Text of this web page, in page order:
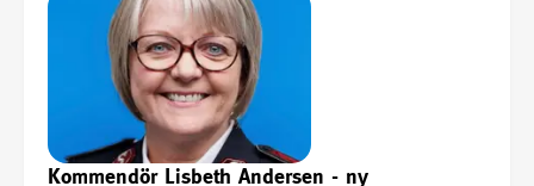
Kommendör Lisbeth Andersen - ny